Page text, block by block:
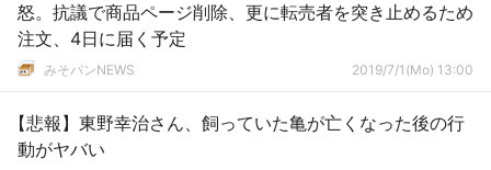
怒。抗議で商品ページ削除、更に転売者を突き止めるため
注文、4日に届く予定
みそパンNEWS 2019/7/1(Mo) 13:00
【悲報】東野幸治さん、飼っていた亀が亡くなった後の行
動がヤバい